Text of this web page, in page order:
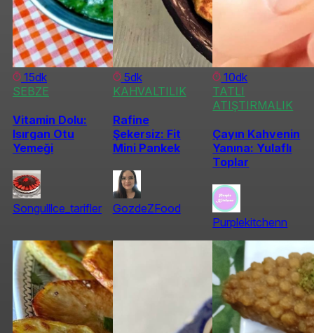
15dk
SEBZE
Vitamin Dolu:
Isırgan Otu
Yemeği
Songulllce_tarifler
5dk
KAHVALTILIK
Rafine
Şekersiz: Fit
Mini Pankek
GozdeZFood
10dk
TATLI
ATIŞTIRMALIK
Çayın Kahvenin
Yanına: Yulaflı
Toplar
Purplekitchenn